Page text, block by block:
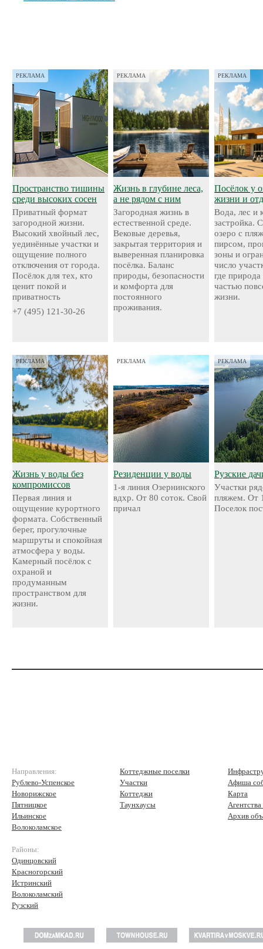
РЕКЛАМА
Пространство тишины
среди высоких сосен
Приватный формат
загородной жизни.
Высокий хвойный лес,
уединённые участки и
ощущение полного
отключения от города.
Посёлок для тех, кто
ценит покой и
приватность
+7 (495) 121-30-26
РЕКЛАМА
Жизнь в глубине леса,
а не рядом с ним
Загородная жизнь в
естественной среде.
Вековые деревья,
закрытая территория и
выверенная планировка
посёлка. Баланс
природы, безопасности
и комфорта для
постоянного
проживания.
РЕКЛАМА
Посёлок у
жизни и
Вода, лес и
застройка.
озеро с
пирсом,
зоны и
число
где природа
частью
жизни.
РЕКЛАМА
Жизнь у воды без
компромиссов
Первая линия и
ощущение курортного
формата. Собственный
берег, прогулочные
маршруты и спокойная
атмосфера у воды.
Камерный посёлок с
охраной и
продуманным
пространством для
жизни.
РЕКЛАМА
Резиденции у воды
1-я линия Озернинского
вдхр. От 80 соток. Свой
причал
РЕКЛАМА
Рузские
Участки
пляжем. От
Поселок
Направления:
Рублево-Успенское
Новорижское
Пятницкое
Ильинское
Волоколамское
Районы:
Одинцовский
Красногорский
Истринский
Волоколамский
Рузский
Коттеджные поселки
Участки
Коттеджи
Таунхаусы
Афиша
Карта
Архив